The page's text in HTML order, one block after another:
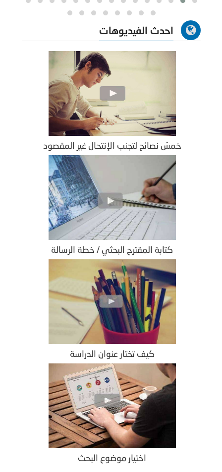
احدث الفيديوهات
خمسُ نصائح لتجنب الإنتحال غير المقصود
كتابة المقترح البحثي / خطة الرسالة
كيف تختار عنوان الدراسة
اختيار موضوع البحث